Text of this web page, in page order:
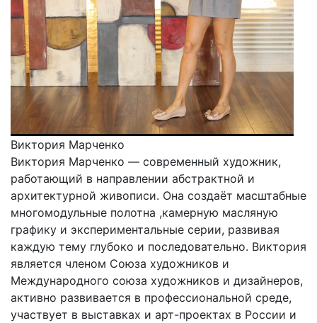
Виктория Марченко
Виктория Марченко — современный художник,
работающий в направлении абстрактной и
архитектурной живописи. Она создаёт масштабные
многомодульные полотна ,камерную масляную
графику и экспериментальные серии, развивая
каждую тему глубоко и последовательно. Виктория
является членом Союза художников и
Международного союза художников и дизайнеров,
активно развивается в профессиональной среде,
участвует в выставках и арт-проектах в России и